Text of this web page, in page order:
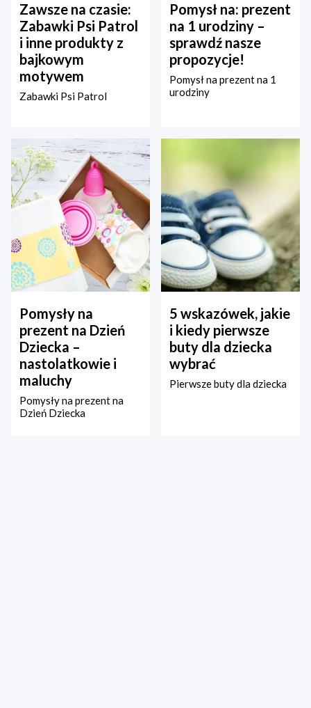
Zawsze na czasie:
Zabawki Psi Patrol
i inne produkty z
bajkowym
motywem
Zabawki Psi Patrol
Pomysł na: prezent
na 1 urodziny –
sprawdź nasze
propozycje!
Pomysł na prezent na 1
urodziny
Pomysły na
prezent na Dzień
Dziecka –
nastolatkowie i
maluchy
Pomysły na prezent na
Dzień Dziecka
5 wskazówek, jakie
i kiedy pierwsze
buty dla dziecka
wybrać
Pierwsze buty dla dziecka